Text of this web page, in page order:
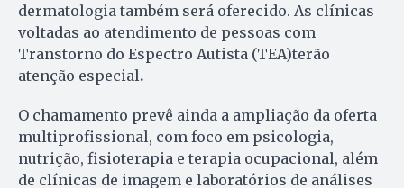
dermatologia também será oferecido. As clínicas
voltadas ao atendimento de pessoas com
Transtorno do Espectro Autista (TEA)terão
atenção especial.
O chamamento prevê ainda a ampliação da oferta
multiprofissional, com foco em psicologia,
nutrição, fisioterapia e terapia ocupacional, além
de clínicas de imagem e laboratórios de análises